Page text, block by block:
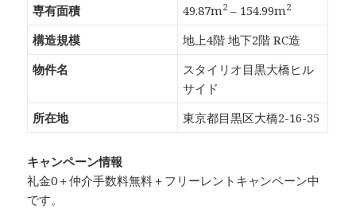
専有面積
49.87m2 – 154.99m2
構造規模
地上4階 地下2階 RC造
物件名
スタイリオ目黒大橋ヒル
サイド
所在地
東京都目黒区大橋2-16-35
キャンペーン情報
礼金0＋仲介手数料無料＋ フリーレント キャンペーン中
です。